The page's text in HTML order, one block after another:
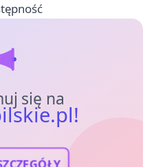
się na